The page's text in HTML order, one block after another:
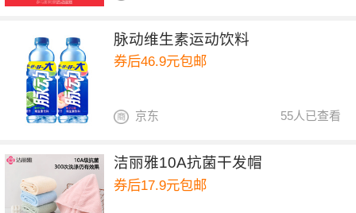
脉动维生素运动饮料
券后46.9元包邮
55人已查看
京东
洁丽雅10A抗菌干发帽
券后17.9元包邮